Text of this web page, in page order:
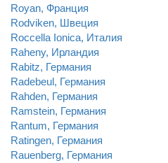
Royan, Франция
Rodviken, Швеция
Roccella Ionica, Италия
Raheny, Ирландия
Rabitz, Германия
Radebeul, Германия
Rahden, Германия
Ramstein, Германия
Rantum, Германия
Ratingen, Германия
Rauenberg, Германия